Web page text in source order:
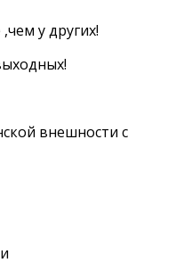
у других!
внешности с